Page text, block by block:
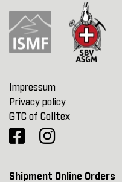
Impressum
Privacy policy
GTC of Colltex
Shipment Online Orders